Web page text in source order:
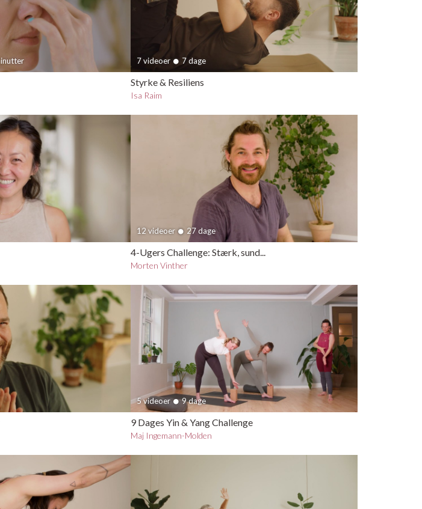
7 videoer 7 dage
Styrke & Resiliens
Isa Raim
12 videoer 27 dage
4-Ugers Challenge: Stærk, sund...
Morten Vinther
5 videoer 9 dage
9 Dages Yin & Yang Challenge
Maj Ingemann-Molden